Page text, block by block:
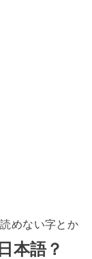
めない字とか
本語？